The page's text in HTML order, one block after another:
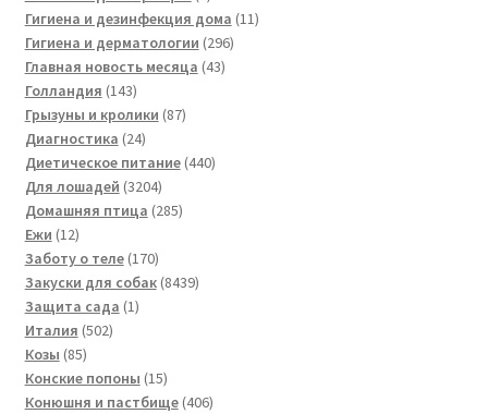
товаров
Гигиена и дезинфекция дома 1111
Гигиена и дерматологии 296296
Главная новость месяца 4343
Голландия 143143
товара
Грызуны и кролики 8787
Диагностика 2424
товара
Диетическое питание 440440
Для лошадей 32043204
товара
Домашняя птица 285285
Ежи 1212
товаров
Заботу о теле 170170
товаров
Закуски для собак 84398439
Защита сада 11
Италия 502502
Козы 8585
товаров
Конские попоны 1515
товаров
Конюшня и пастбище 406406